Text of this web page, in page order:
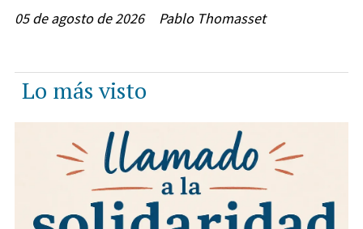
Pablo Thomasset
05 de agosto de 2026
Lo más visto